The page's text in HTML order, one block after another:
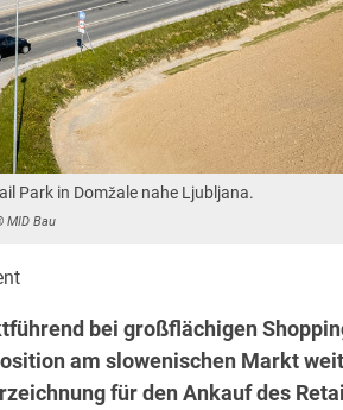
Park in Domžale nahe Ljubljana.
MID Bau
bei großflächigen
am slowenischen Markt
für den Ankauf des